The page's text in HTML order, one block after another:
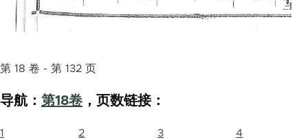
第 18 卷 - 第 132 页
导航： 第18卷 ，页数链接：
1 2 3 4